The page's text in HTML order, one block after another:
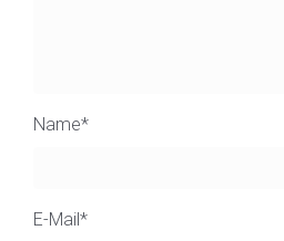
Name*
E-Mail*